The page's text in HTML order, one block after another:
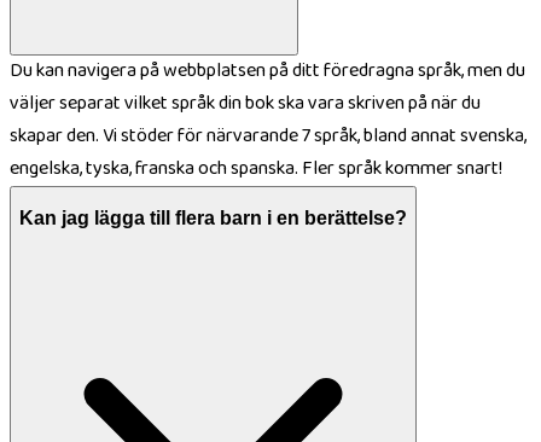
Du kan navigera på webbplatsen på ditt föredragna språk, men du
väljer separat vilket språk din bok ska vara skriven på när du
skapar den. Vi stöder för närvarande 7 språk, bland annat svenska,
engelska, tyska, franska och spanska. Fler språk kommer snart!
Kan jag lägga till flera barn i en berättelse?